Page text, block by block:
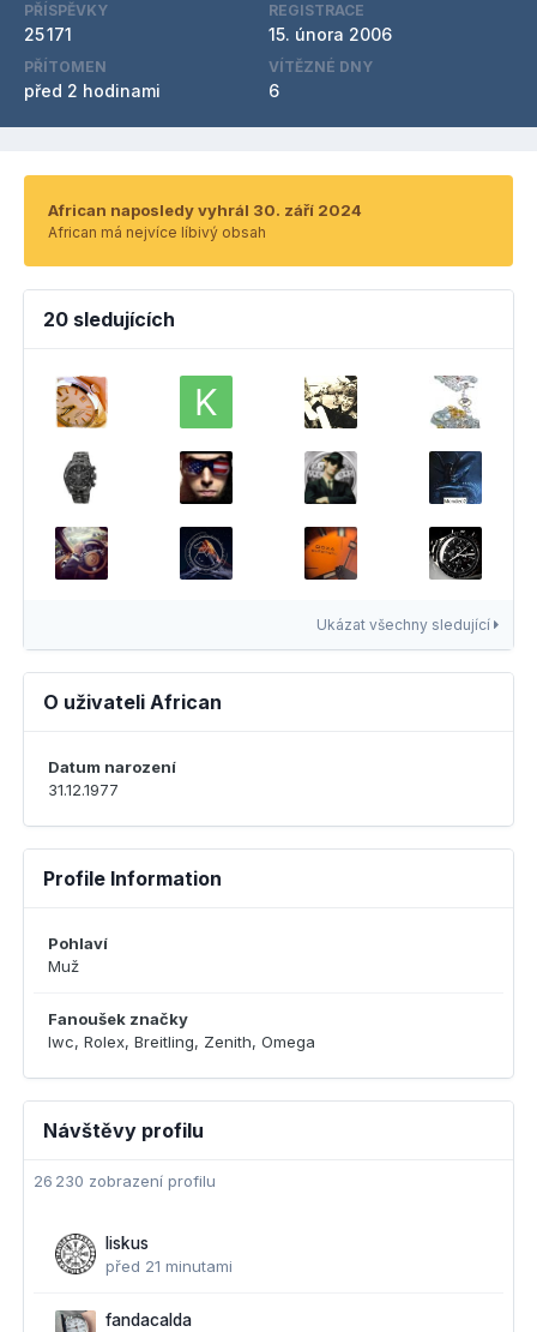
PŘÍSPĚVKY
25 171
REGISTRACE
15. února 2006
PŘÍTOMEN
před 2 hodinami
VÍTĚZNÉ DNY
6
African naposledy vyhrál 30. září 2024
African má nejvíce líbivý obsah
20 sledujících
Ukázat všechny sledující
O uživateli African
Datum narození
31.12.1977
Profile Information
Pohlaví
Muž
Fanoušek značky
Iwc, Rolex, Breitling, Zenith, Omega
Návštěvy profilu
26 230 zobrazení profilu
liskus
před 21 minutami
fandacalda